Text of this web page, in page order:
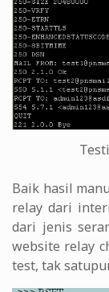
Baik hasil
relay dari
dari jenis
website relay
test, tak